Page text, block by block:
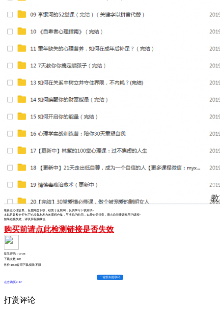
最新壹心理合集，百度网盘下载，收集于互联网，仅供学习下载测试~
本帖只是整合打包了论坛盘友发布的课程合集，节省你的时间，如果你觉得贵，请去论坛搜索单节的课程~
如果链接失效，请联系客服微信。
购买前请点此检测链接是否失效
提取密码：vcvm
下载次数:108
售价:1000盘币下载权限:不限
一键复制提取码
点击购买2112
打赏评论